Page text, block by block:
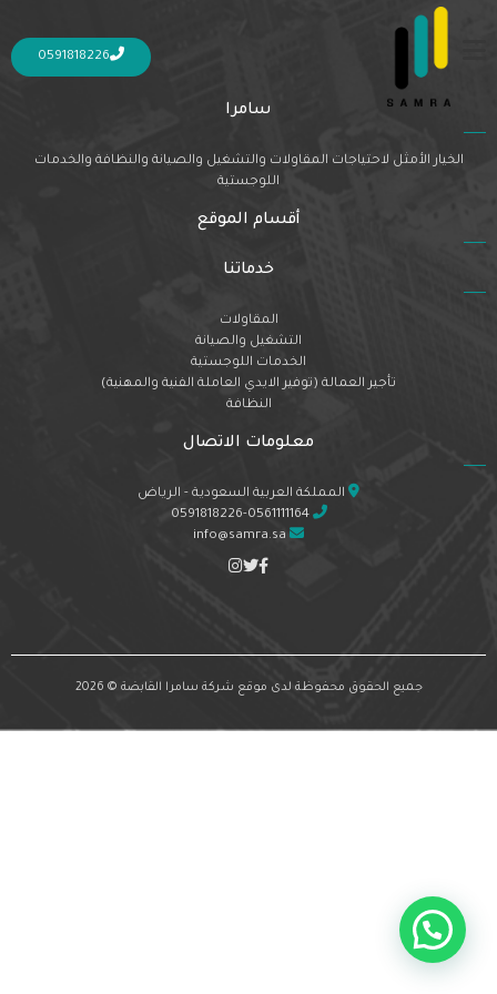
0591818226
Nothing Found
It seems we can’t find what you’re looking for. Perhaps searching can help.
سامرا
الخيار الأمثل لاحتياجات المقاولات والتشغيل والصيانة والنظافة والخدمات
اللوجستية
أقسام الموقع
خدماتنا
المقاولات
التشغيل والصيانة
الخدمات اللوجستية
تأجير العمالة (توفير الايدي العاملة الفنية والمهنية)
النظافة
معلومات الاتصال
المملكة العربية السعودية - الرياض
0591818226-0561111164
info@samra.sa
جميع الحقوق محفوظة لدى موقع شركة سامرا القابضة © 2026